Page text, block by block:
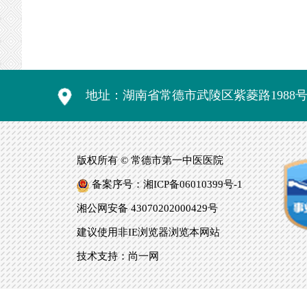
地址：湖南省常德市武陵区紫菱路1988号
版权所有 © 常德市第一中医医院
备案序号：湘ICP备06010399号-1
湘公网安备 43070202000429号
建议使用非IE浏览器浏览本网站
技术支持：尚一网